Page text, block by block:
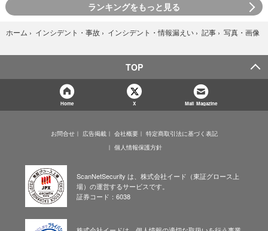
ランキングをもっと見る
ホーム › インシデント・事故 › インシデント・情報漏えい › 記事 › 写真・画像
TOP
Home X Mail Magazine
お問合せ 広告掲載 会社概要
特定商取引法に基づく表記
個人情報保護方針
ScanNetSecurity は、株式会社イード（東証グロース上
場）の運営するサービスです。
証券コード：6038